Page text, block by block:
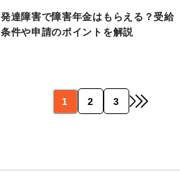
発達障害で障害年金はもらえる？受給
条件や申請のポイントを解説
1 2 3